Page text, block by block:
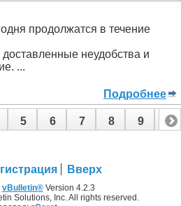
продолжатся в течение
неудобства и
...
Подробнее
5 6 7 8 9 10
Вверх
vBulletin®Version 4.2.3
Solutions, Inc. All rights reserved.